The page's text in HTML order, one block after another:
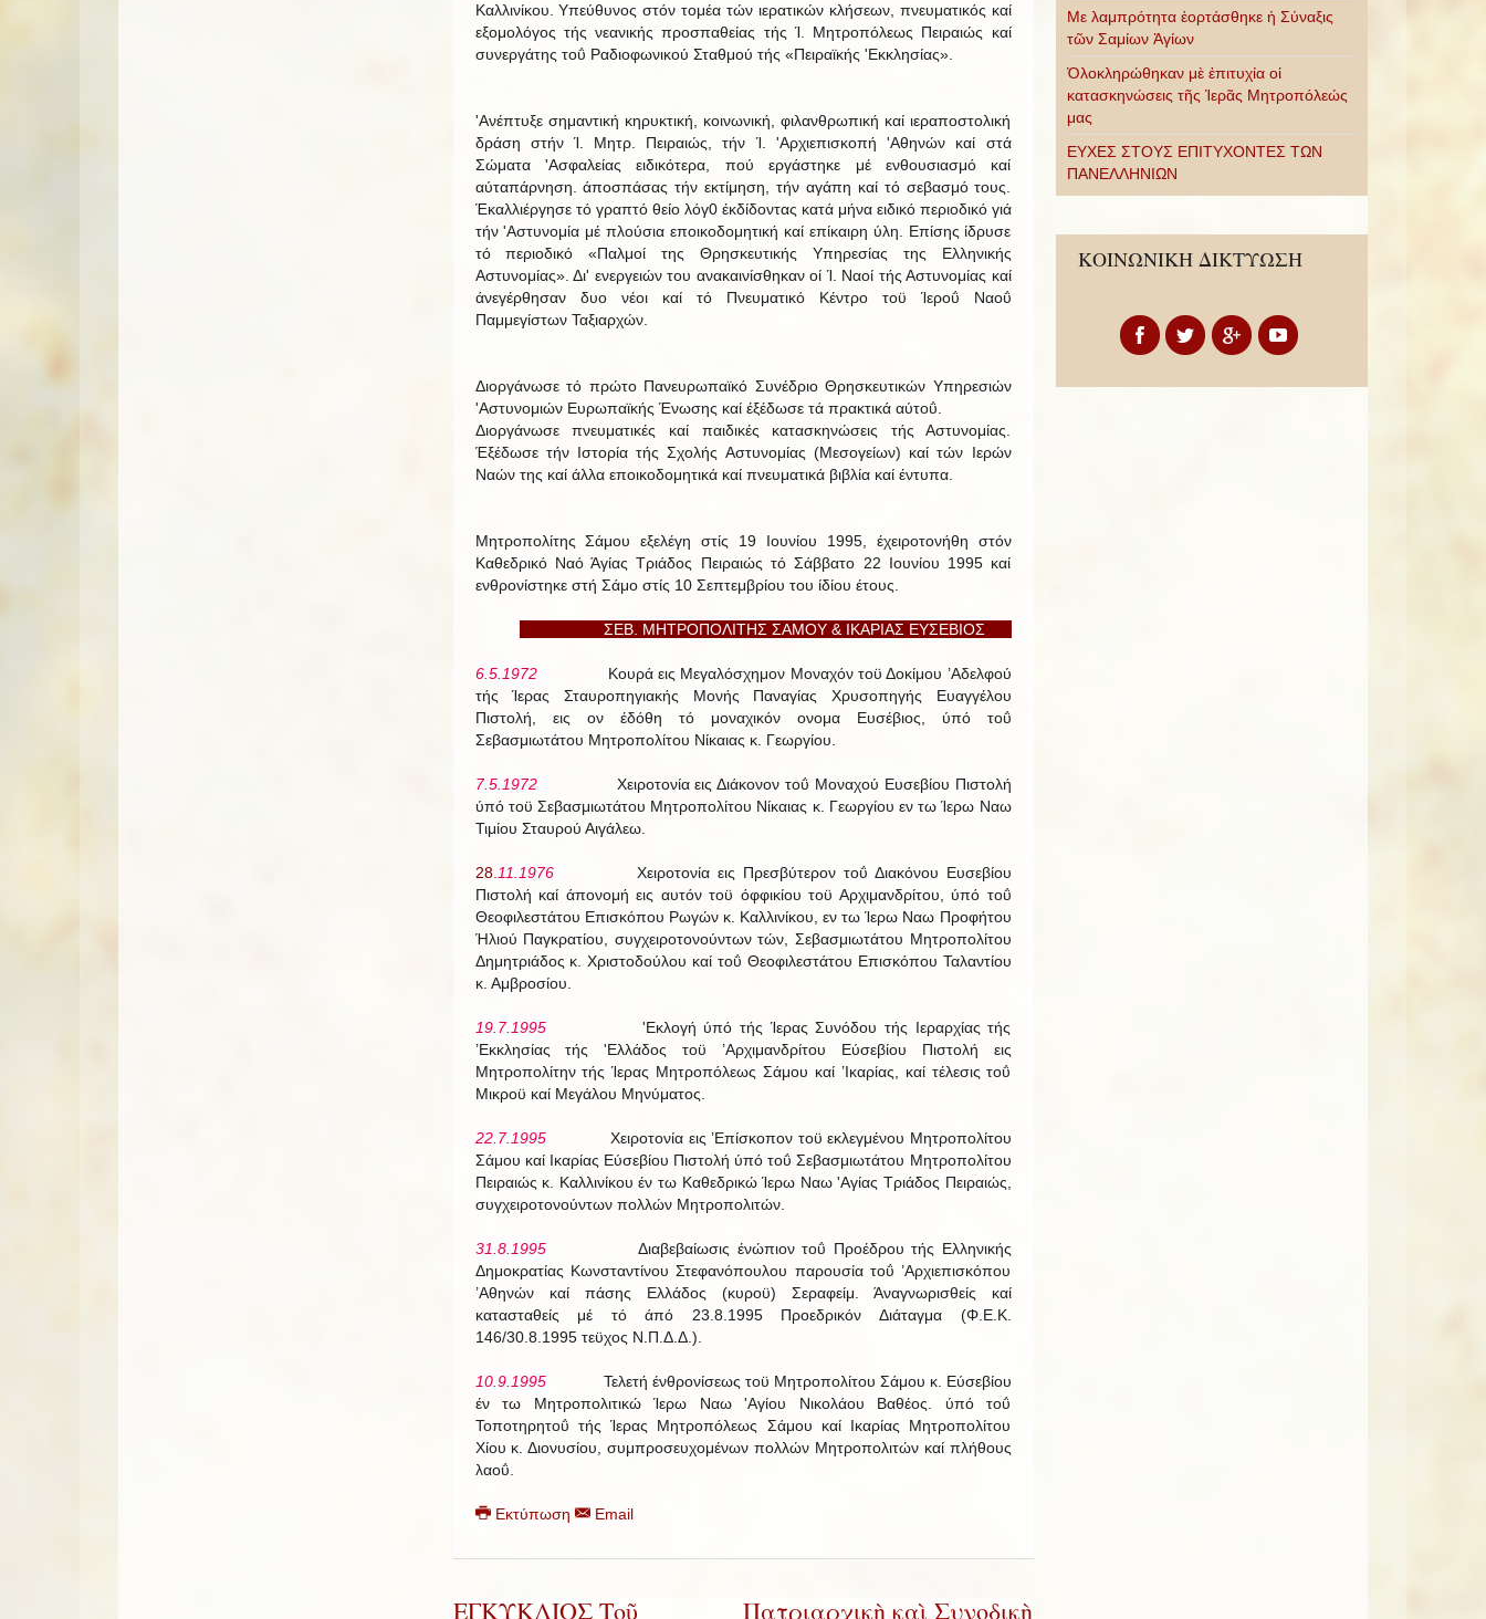
Καλλινίκου. Υπεύθυνος στόν τομέα τών ιερατικών κλήσεων, πνευματικός καί
εξομολόγος τής νεανικής προσπαθείας τής Ί. Μητροπόλεως Πειραιώς καί
συνεργάτης τοΰ Ραδιοφωνικού Σταθμού τής «Πειραϊκής 'Εκκλησίας».
'Ανέπτυξε σημαντική κηρυκτική, κοινωνική, φιλανθρωπική καί ιεραποστολική
δράση στήν Ί. Μητρ. Πειραιώς, τήν Ί. 'Αρχιεπισκοπή 'Αθηνών καί στά
Σώματα 'Ασφαλείας ειδικότερα, πού εργάστηκε μέ ενθουσιασμό καί
αύταπάρνηση. άποσπάσας τήν εκτίμηση, τήν αγάπη καί τό σεβασμό τους.
Έκαλλιέργησε τό γραπτό θείο λόγ0 έκδίδοντας κατά μήνα ειδικό περιοδικό γιά
τήν 'Αστυνομία μέ πλούσια εποικοδομητική καί επίκαιρη ύλη. Επίσης ίδρυσε
τό περιοδικό «Παλμοί της Θρησκευτικής Υπηρεσίας της Ελληνικής
Αστυνομίας». Δι' ενεργειών του ανακαινίσθηκαν οί Ί. Ναοί τής Αστυνομίας καί
άνεγέρθησαν δυο νέοι καί τό Πνευματικό Κέντρο τοϋ Ίεροΰ Ναοΰ
Παμμεγίστων Ταξιαρχών.
Διοργάνωσε τό πρώτο Πανευρωπαϊκό Συνέδριο Θρησκευτικών Υπηρεσιών
'Αστυνομιών Ευρωπαϊκής Ένωσης καί έξέδωσε τά πρακτικά αύτοΰ.
Διοργάνωσε πνευματικές καί παιδικές κατασκηνώσεις τής Αστυνομίας.
Έξέδωσε τήν Ιστορία τής Σχολής Αστυνομίας (Μεσογείων) καί τών Ιερών
Ναών της καί άλλα εποικοδομητικά καί πνευματικά βιβλία καί έντυπα.
Μητροπολίτης Σάμου εξελέγη στίς 19 Ιουνίου 1995, έχειροτονήθη στόν
Καθεδρικό Ναό Άγίας Τριάδος Πειραιώς τό Σάββατο 22 Ιουνίου 1995 καί
ενθρονίστηκε στή Σάμο στίς 10 Σεπτεμβρίου του ίδίου έτους.
ΣΕΒ. ΜΗΤΡΟΠΟΛΙΤΗΣ ΣΑΜΟΥ & ΙΚΑΡΙΑΣ ΕΥΣΕΒΙΟΣ
6.5.1972
Κουρά εις Μεγαλόσχημον Μοναχόν τοϋ Δοκίμου ’Αδελφού
τής Ίερας Σταυροπηγιακής Μονής Παναγίας Χρυσοπηγής Ευαγγέλου
Πιστολή, εις ον έδόθη τό μοναχικόν ονομα Ευσέβιος, ύπό τοΰ
Σεβασμιωτάτου Μητροπολίτου Νίκαιας κ. Γεωργίου.
7.5.1972Χειροτονία εις Διάκονον τοΰ Μοναχού Ευσεβίου Πιστολή
ύπό τοϋ Σεβασμιωτάτου Μητροπολίτου Νίκαιας κ. Γεωργίου εν τω Ίερω Ναω
Τιμίου Σταυρού Αιγάλεω.
28. 11.1976
Χειροτονία εις Πρεσβύτερον τοΰ Διακόνου Ευσεβίου
Πιστολή καί άπονομή εις αυτόν τοϋ όφφικίου τοϋ Αρχιμανδρίτου, ύπό τοΰ
Θεοφιλεστάτου Επισκόπου Ρωγών κ. Καλλινίκου, εν τω Ίερω Ναω Προφήτου
Ήλιού Παγκρατίου, συγχειροτονούντων τών, Σεβασμιωτάτου Μητροπολίτου
Δημητριάδος κ. Χριστοδούλου καί τοΰ Θεοφιλεστάτου Επισκόπου Ταλαντίου
κ. Αμβροσίου.
19.7.1995'Εκλογή ύπό τής Ίερας Συνόδου τής Ιεραρχίας τής
’Εκκλησίας τής 'Ελλάδος τοϋ ’Αρχιμανδρίτου Εύσεβίου Πιστολή εις
Μητροπολίτην τής Ίερας Μητροπόλεως Σάμου καί ’Ικαρίας, καί τέλεσις τοΰ
Μικροϋ καί Μεγάλου Μηνύματος.
22.7.1995
Χειροτονία εις ’Επίσκοπον τοϋ εκλεγμένου Μητροπολίτου
Σάμου καί Ικαρίας Εύσεβίου Πιστολή ύπό τοΰ Σεβασμιωτάτου Μητροπολίτου
Πειραιώς κ. Καλλινίκου έν τω Καθεδρικώ Ίερω Ναω 'Αγίας Τριάδος Πειραιώς,
συγχειροτονούντων πολλών Μητροπολιτών.
31.8.1995Διαβεβαίωσις ένώπιον τοΰ Προέδρου τής Ελληνικής
Δημοκρατίας Κωνσταντίνου Στεφανόπουλου παρουσία τοΰ ’Αρχιεπισκόπου
’Αθηνών καί πάσης Ελλάδος (κυροϋ) Σεραφείμ. Άναγνωρισθείς καί
κατασταθείς μέ τό άπό 23.8.1995 Προεδρικόν Διάταγμα (Φ.Ε.Κ.
146/30.8.1995 τεϋχος Ν.Π.Δ.Δ.).
10.9.1995Τελετή ένθρονίσεως τοϋ Μητροπολίτου Σάμου κ. Εύσεβίου
έν τω Μητροπολιτικώ Ίερω Ναω 'Αγίου Νικολάου Βαθέος. ύπό τοΰ
Τοποτηρητοΰ τής Ίερας Μητροπόλεως Σάμου καί Ικαρίας Μητροπολίτου
Χίου κ. Διονυσίου, συμπροσευχομένων πολλών Μητροπολιτών καί πλήθους
λαοΰ.
Εκτύπωση Email
ΕΓΚΥΚΛΙΟΣ Τοῦ
Πατριαρχικὴ καὶ Συνοδικὴ
Με λαμπρότητα ἑορτάσθηκε ἡ Σύναξις
τῶν Σαμίων Ἁγίων
Ὁλοκληρώθηκαν μὲ ἐπιτυχία οἱ
κατασκηνώσεις τῆς Ἱερᾶς Μητροπόλεώς
μας
ΕΥΧΕΣ ΣΤΟΥΣ ΕΠΙΤΥΧΟΝΤΕΣ ΤΩΝ
ΠΑΝΕΛΛΗΝΙΩΝ
ΚΟΙΝΩΝΙΚΗ ΔΙΚΤΥΩΣΗ